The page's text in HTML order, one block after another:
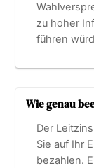
zu hoher
führen
Wie genau
Der
Sie auf Ihr
bezahlen.